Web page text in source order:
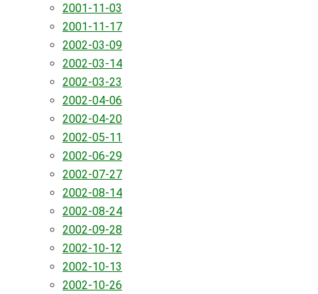
2001-11-03
2001-11-17
2002-03-09
2002-03-14
2002-03-23
2002-04-06
2002-04-20
2002-05-11
2002-06-29
2002-07-27
2002-08-14
2002-08-24
2002-09-28
2002-10-12
2002-10-13
2002-10-26